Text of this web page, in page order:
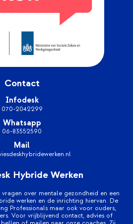
Contact
Infodesk
070-2042299
Whatsapp
06-83552590
Mail
Hybride Werken
over mentale gezondheid en een
werken en de inrichting hiervan. De
Professionals maar ook voor ouders,
Voor vrijblijvend contact, advies of